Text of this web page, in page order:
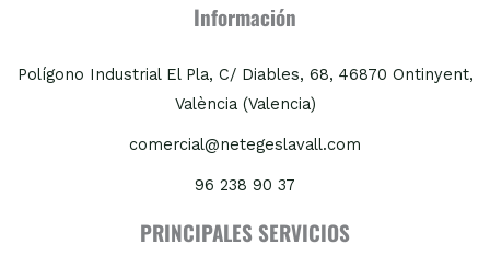
Información
Polígono Industrial El Pla, C/ Diables, 68, 46870 Ontinyent,
València (Valencia)
comercial@netegeslavall.com
96 238 90 37
PRINCIPALES SERVICIOS